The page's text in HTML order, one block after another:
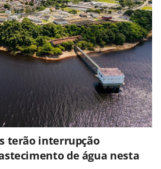
terão interrupção
de água nesta